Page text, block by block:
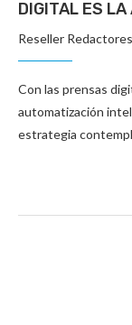
DIGITAL ES
Reseller Redactores
Con las prensas
automatización
estrategia